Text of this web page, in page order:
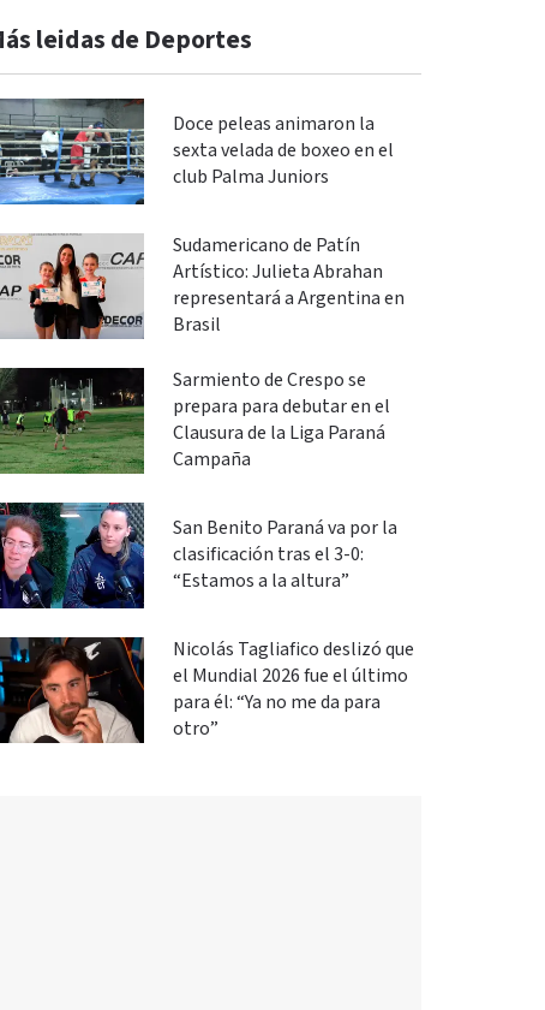
leidas de Deportes
Doce peleas animaron la
sexta velada de boxeo en el
club Palma Juniors
Sudamericano de Patín
Artístico: Julieta Abrahan
representará a Argentina en
Brasil
Sarmiento de Crespo se
prepara para debutar en el
Clausura de la Liga Paraná
Campaña
San Benito Paraná va por la
clasificación tras el 3-0:
“Estamos a la altura”
Nicolás Tagliafico deslizó que
el Mundial 2026 fue el último
para él: “Ya no me da para
otro”